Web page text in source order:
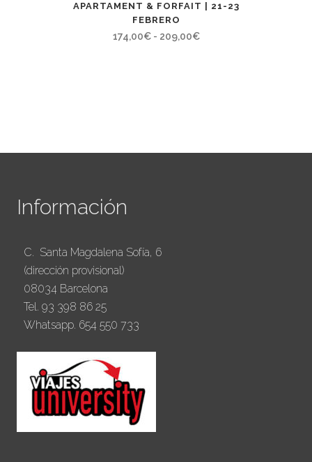
APARTAMENT & FORFAIT | 21-23
FEBRERO
174,00€ - 209,00€Rango
Información
C. Santa Magdalena Sofía, 6
(dirección provisional)
08034 Barcelona
Tel. 93 398 86 25
Whatsapp. 654 550 733